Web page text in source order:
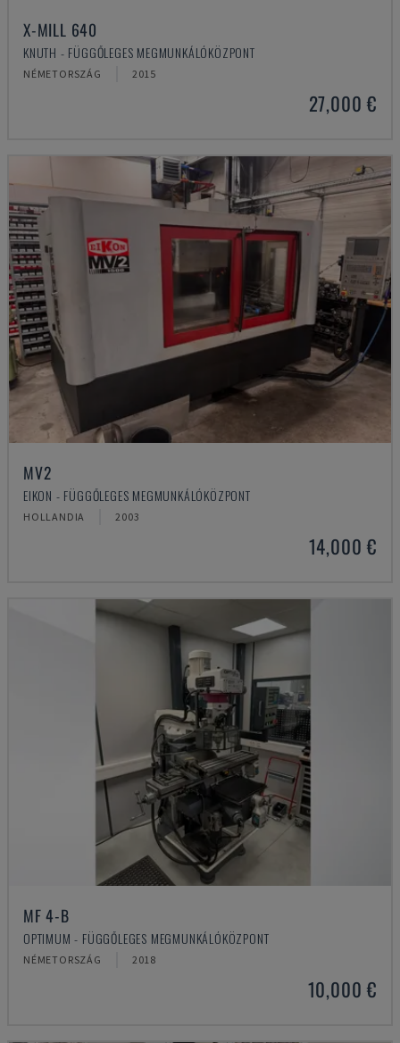
X-MILL 640
KNUTH - FÜGGŐLEGES MEGMUNKÁLÓKÖZPONT
NÉMETORSZÁG 2015
27,000 €
MV2
EIKON - FÜGGŐLEGES MEGMUNKÁLÓKÖZPONT
HOLLANDIA 2003
14,000 €
MF 4-B
OPTIMUM - FÜGGŐLEGES MEGMUNKÁLÓKÖZPONT
NÉMETORSZÁG 2018
10,000 €